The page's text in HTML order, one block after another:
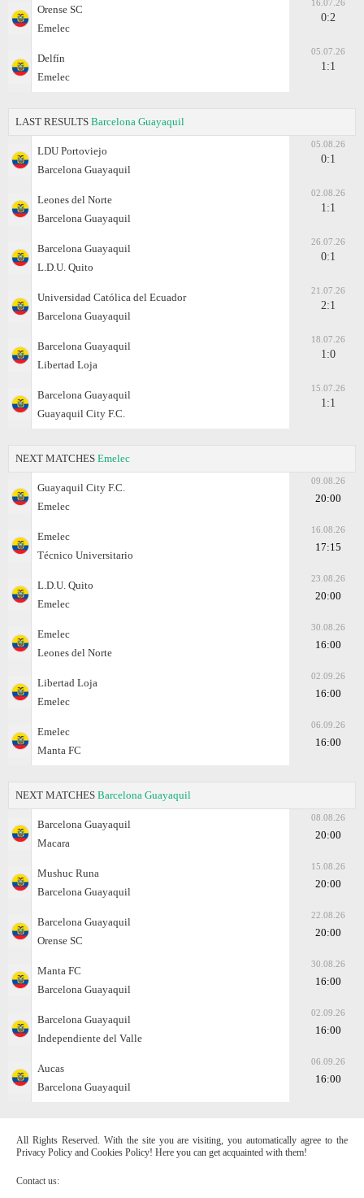
Orense SC
Emelec
16.07.26
0:2
Delfín
Emelec
05.07.26
1:1
LAST RESULTS Barcelona Guayaquil
LDU Portoviejo
Barcelona Guayaquil
05.08.26
0:1
Leones del Norte
Barcelona Guayaquil
02.08.26
1:1
Barcelona Guayaquil
L.D.U. Quito
26.07.26
0:1
Universidad Católica del Ecuador
Barcelona Guayaquil
21.07.26
2:1
Barcelona Guayaquil
Libertad Loja
18.07.26
1:0
Barcelona Guayaquil
Guayaquil City F.C.
15.07.26
1:1
NEXT MATCHES Emelec
Guayaquil City F.C.
Emelec
09.08.26
20:00
Emelec
Técnico Universitario
16.08.26
17:15
L.D.U. Quito
Emelec
23.08.26
20:00
Emelec
Leones del Norte
30.08.26
16:00
Libertad Loja
Emelec
02.09.26
16:00
Emelec
Manta FC
06.09.26
16:00
NEXT MATCHES Barcelona Guayaquil
Barcelona Guayaquil
Macara
08.08.26
20:00
Mushuc Runa
Barcelona Guayaquil
15.08.26
20:00
Barcelona Guayaquil
Orense SC
22.08.26
20:00
Manta FC
Barcelona Guayaquil
30.08.26
16:00
Barcelona Guayaquil
Independiente del Valle
02.09.26
16:00
Aucas
Barcelona Guayaquil
06.09.26
16:00
All Rights Reserved. With the site you are visiting, you automatically agree to the
Privacy Policy and Cookies Policy! Here you can get acquainted with them!
Contact us: